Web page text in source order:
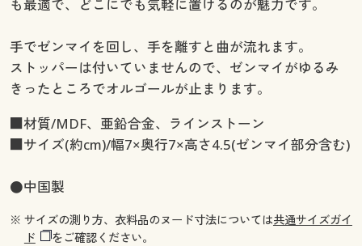
も最適で、どこにでも気軽に置けるのが魅力です。
手でゼンマイを回し、手を離すと曲が流れます。
ストッパーは付いていませんので、ゼンマイがゆるみ
きったところでオルゴールが止まります。
■材質/MDF、亜鉛合金、ラインストーン
■サイズ(約cm)/幅7×奥行7×高さ4.5(ゼンマイ部分含む)
●中国製
※ サイズの測り方、衣料品のヌード寸法については共通サイズガイ
ド
をご確認ください。